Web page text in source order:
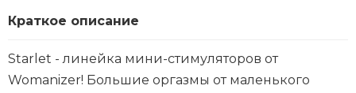
Краткое описание
Starlet - линейка мини-стимуляторов от
Womanizer! Большие оргазмы от маленького